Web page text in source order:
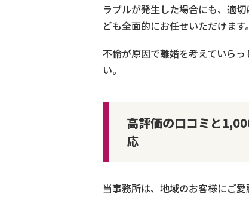
ラブルが発生した場合にも、適
ども全面的にお任せいただけます。
不倫が原因で離婚を考えていら
い。
高評価の口コミと
応
当事務所は、地域のお客様にご